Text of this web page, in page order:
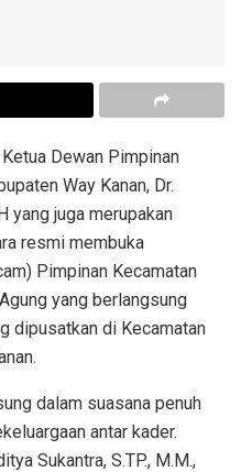
Dewan Pimpinan
Way Kanan, Dr.
yang juga merupakan
resmi membuka
Pimpinan Kecamatan
yang berlangsung
dipusatkan di Kecamatan
dalam suasana penuh
antar kader.
Sukantra, S.TP., M.M.,